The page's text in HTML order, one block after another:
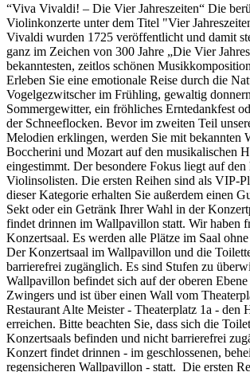
“Viva Vivaldi! – Die Vier Jahreszeiten“ Die
Violinkonzerte unter dem Titel "Vier
Vivaldi wurden 1725 veröffentlicht und damit
ganz im Zeichen von 300 Jahre „Die Vier
bekanntesten, zeitlos schönen
Erleben Sie eine emotionale Reise durch die
Vogelgezwitscher im Frühling, gewaltig
Sommergewitter, ein fröhliches Erntedankfest
der Schneeflocken. Bevor im zweiten Teil
Melodien erklingen, werden Sie mit bekannten
Boccherini und Mozart auf den musikalischen
eingestimmt. Der besondere Fokus liegt auf den
Violinsolisten. Die ersten Reihen sind als VIP-
dieser Kategorie erhalten Sie außerdem einen
Sekt oder ein Getränk Ihrer Wahl in der
findet drinnen im Wallpavillon statt. Wir haben
Konzertsaal. Es werden alle Plätze im Saal
Der Konzertsaal im Wallpavillon und die
barrierefrei zugänglich. Es sind Stufen zu
Wallpavillon befindet sich auf der oberen Ebene
Zwingers und ist über einen Wall vom
Restaurant Alte Meister - Theaterplatz 1a - den
erreichen. Bitte beachten Sie, dass sich die
Konzertsaals befinden und nicht barrierefrei
Konzert findet drinnen - im geschlossenen,
regensicheren Wallpavillon - statt. Die ersten